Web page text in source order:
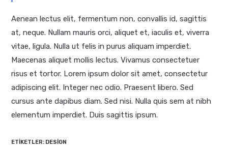
Aenean lectus elit, fermentum non, convallis id, sagittis
at, neque. Nullam mauris orci, aliquet et, iaculis et, viverra
vitae, ligula. Nulla ut felis in purus aliquam imperdiet.
Maecenas aliquet mollis lectus. Vivamus consectetuer
risus et tortor. Lorem ipsum dolor sit amet, consectetur
adipiscing elit. Integer nec odio. Praesent libero. Sed
cursus ante dapibus diam. Sed nisi. Nulla quis sem at nibh
elementum imperdiet. Duis sagittis ipsum.
ETIKETLER: DESIGN